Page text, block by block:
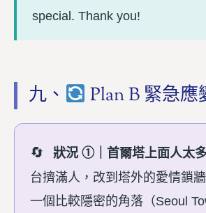
special. Thank you!
九、 Plan B 緊急應
狀況 ①｜首爾塔上面人太多
台擠滿人，改到塔外的愛情鎖
一個比較隱密的角落（Seoul